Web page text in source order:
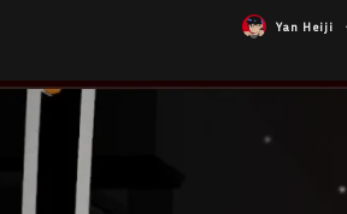
Yan Heiji ·